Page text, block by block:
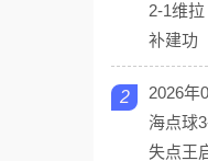
2-1维
补建功
2
2026年
海点球
失点王